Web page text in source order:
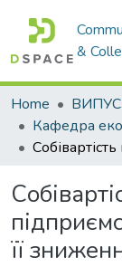
&
Home
її